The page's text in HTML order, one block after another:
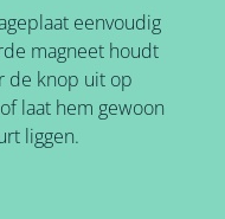
eenvoudig
magneet houdt
de knop uit op
laat hem gewoon
liggen.